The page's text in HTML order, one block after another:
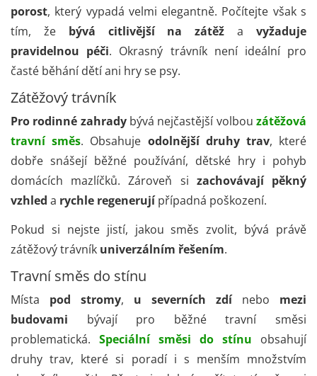
porost, který vypadá velmi elegantně. Počítejte však s
tím, že bývá citlivější na zátěž avyžaduje
pravidelnou péči. Okrasný trávník není ideální pro
časté běhání dětí ani hry se psy.
Zátěžový trávník
Pro rodinné zahradybývá nejčastější volbou zátěžová
travní směs. Obsahuje odolnější druhy trav, které
dobře snášejí běžné používání, dětské hry i pohyb
domácích mazlíčků. Zároveň si zachovávají pěkný
vzhled a rychle regenerujípřípadná poškození.
Pokud si nejste jistí, jakou směs zvolit, bývá právě
zátěžový trávník univerzálním řešením.
Travní směs do stínu
Místa pod stromy, u severních zdínebo mezi
budovami bývají pro běžné travní směsi
problematická. Speciální směsi do stínu obsahují
druhy trav, které si poradí i s menším množstvím